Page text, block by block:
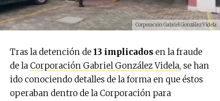
Corporación Gabriel González Videla
Tras la detención de13 implicados en la fraude
de la Corporación Gabriel González Videla, se han
ido conociendo detalles de la forma en que éstos
operaban dentro de la Corporación para